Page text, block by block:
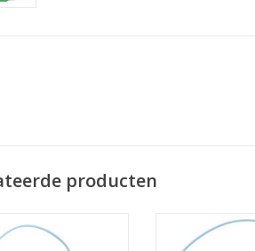
producten
elektroden set is
voor volwassenen
De